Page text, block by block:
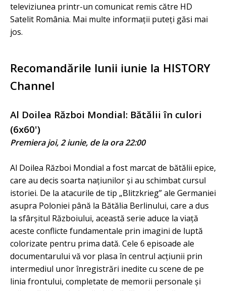
televiziunea printr-un comunicat remis către HD
Satelit România. Mai multe informații puteți găsi mai
jos.
Recomandările lunii iunie la HISTORY
Channel
Al Doilea Război Mondial: Bătălii în culori
(6x60')
Premiera joi, 2 iunie, de la ora 22:00
Al Doilea Război Mondial a fost marcat de bătălii epice,
care au decis soarta națiunilor și au schimbat cursul
istoriei. De la atacurile de tip „Blitzkrieg” ale Germaniei
asupra Poloniei până la Bătălia Berlinului, care a dus
la sfârșitul Războiului, această serie aduce la viață
aceste conflicte fundamentale prin imagini de luptă
colorizate pentru prima dată. Cele 6 episoade ale
documentarului vă vor plasa în centrul acțiunii prin
intermediul unor înregistrări inedite cu scene de pe
linia frontului, completate de memorii personale și